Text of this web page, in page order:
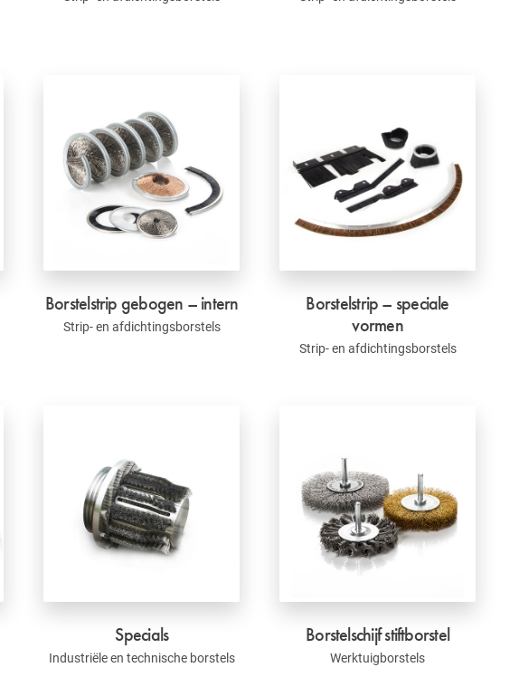
Borstelstrip gebogen – intern
Strip- en afdichtingsborstels
Borstelstrip – speciale
vormen
Strip- en afdichtingsborstels
Specials
Industriële en technische borstels
Borstelschijf stiftborstel
Werktuigborstels